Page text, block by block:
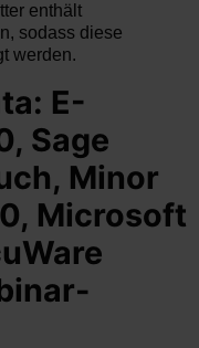
enthält
sodass diese
werden.
E-
Sage
Minor
Microsoft